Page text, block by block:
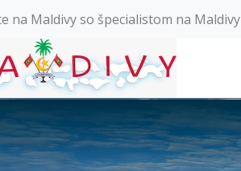
na Maldivy so špecialistom na Maldivy